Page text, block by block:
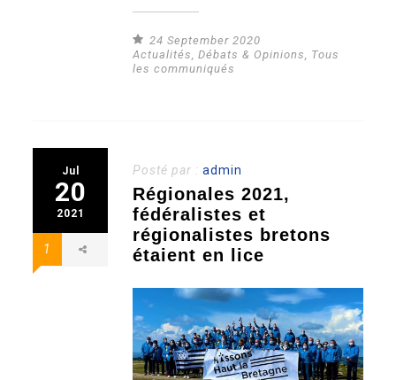
24 September 2020
Actualités,Débats & Opinions, Tous
les communiqués
Jul
20
2021
1
Posté par :admin
Régionales 2021,
fédéralistes et
régionalistes bretons
étaient en lice